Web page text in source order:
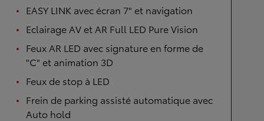
EASY LINK avec écran 7" et navigation
Eclairage AV et AR Full LED Pure Vision
Feux AR LED avec signature en forme de
"C" et animation 3D
Feux de stop à LED
Frein de parking assisté automatique avec
Auto hold